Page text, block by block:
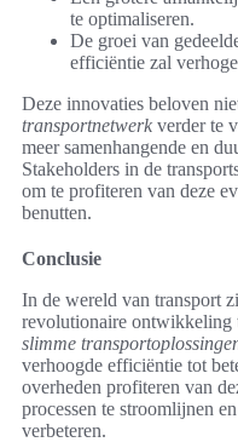
te optimaliseren.
De groei van
efficiëntie zal
Deze innovaties beloven
transportnetwerk verder te
meer samenhangende en
Stakeholders in de
om te profiteren van deze
benutten.
Conclusie
In de wereld van transport
revolutionaire ontwikkeling
slimme
verhoogde efficiëntie tot
overheden profiteren van
processen te stroomlijnen
verbeteren.